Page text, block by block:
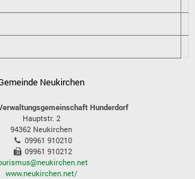
Neukirchen
Hunderdorf
Hauptstr. 2
94362 Neukirchen
09961 910210
09961 910212
www.neukirchen.net/